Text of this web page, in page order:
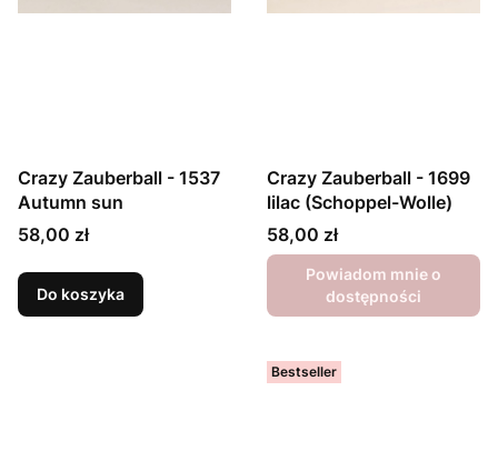
Crazy Zauberball - 1537
Autumn sun
Cena
58,00 zł
Do koszyka
Crazy Zauberball - 1699
lilac (Schoppel-Wolle)
Cena
58,00 zł
Powiadom mnie o
dostępności
Bestseller